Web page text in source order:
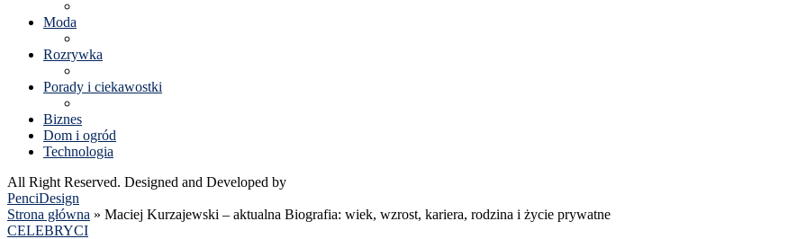
Moda
Rozrywka
Porady i ciekawostki
Biznes
Dom i ogród
Technologia
All Right Reserved. Designed and Developed by
PenciDesign
Strona główna » Maciej Kurzajewski – aktualna Biografia: wiek, wzrost, kariera, rodzina i życie prywatne
CELEBRYCI